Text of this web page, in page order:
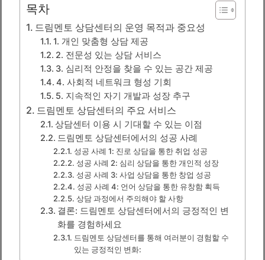
목차
드림멘토 상담센터의 운영 목적과 중요성
1. 개인 맞춤형 상담 제공
2. 전문성 있는 상담 서비스
3. 심리적 안정을 찾을 수 있는 공간 제공
4. 사회적 네트워크 형성 기회
5. 지속적인 자기 개발과 성장 추구
드림멘토 상담센터의 주요 서비스
상담센터 이용 시 기대할 수 있는 이점
드림멘토 상담센터에서의 성공 사례
성공 사례 1: 진로 상담을 통한 취업 성공
성공 사례 2: 심리 상담을 통한 개인적 성장
성공 사례 3: 사업 상담을 통한 창업 성공
성공 사례 4: 언어 상담을 통한 유창함 획득
상담 과정에서 주의해야 할 사항
결론: 드림멘토 상담센터에서의 긍정적인 변
화를 경험하세요
드림멘토 상담센터를 통해 여러분이 경험할 수
있는 긍정적인 변화: